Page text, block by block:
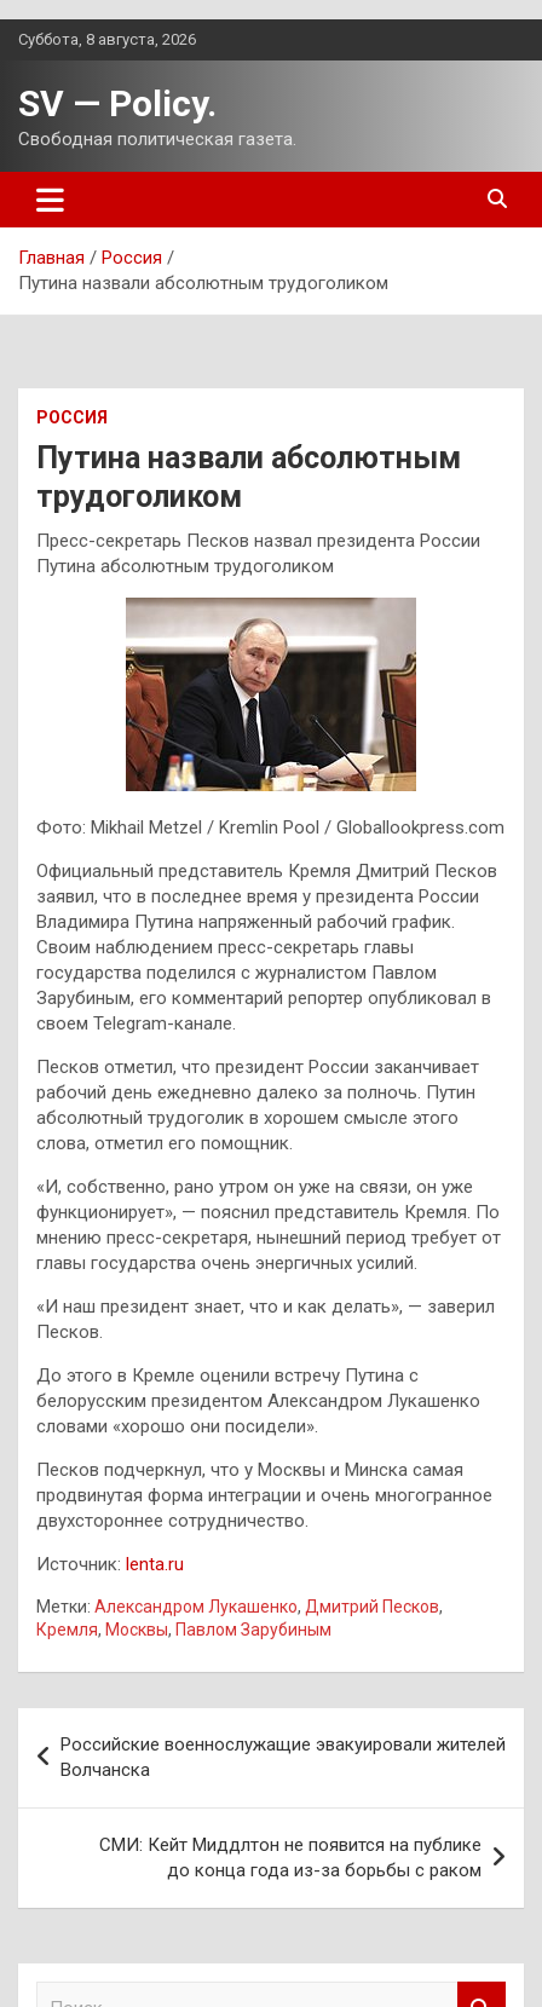
Перейти
Суббота, 8 августа, 2026
SV — Policy.
Свободная политическая газета.
Главная
Россия
Путина назвали абсолютным трудоголиком
РОССИЯ
Путина назвали абсолютным
трудоголиком
Пресс-секретарь Песков назвал президента России
Путина абсолютным трудоголиком
Фото: Mikhail Metzel / Kremlin Pool / Globallookpress.com
Официальный представитель Кремля Дмитрий Песков
заявил, что в последнее время у президента России
Владимира Путина напряженный рабочий график.
Своим наблюдением пресс-секретарь главы
государства поделился с журналистом Павлом
Зарубиным, его комментарий репортер опубликовал в
своем Telegram-канале.
Песков отметил, что президент России заканчивает
рабочий день ежедневно далеко за полночь. Путин
абсолютный трудоголик в хорошем смысле этого
слова, отметил его помощник.
«И, собственно, рано утром он уже на связи, он уже
функционирует», — пояснил представитель Кремля. По
мнению пресс-секретаря, нынешний период требует от
главы государства очень энергичных усилий.
«И наш президент знает, что и как делать», — заверил
Песков.
До этого в Кремле оценили встречу Путина с
белорусским президентом Александром Лукашенко
словами «хорошо они посидели».
Песков подчеркнул, что у Москвы и Минска самая
продвинутая форма интеграции и очень многогранное
двухстороннее сотрудничество.
Источник: lenta.ru
Метки: Александром Лукашенко, Дмитрий Песков,
Кремля, Москвы, Павлом Зарубиным
по
записям
Российские военнослужащие эвакуировали жителей
Волчанска
СМИ: Кейт Миддлтон не появится на публике
до конца года из-за борьбы с раком